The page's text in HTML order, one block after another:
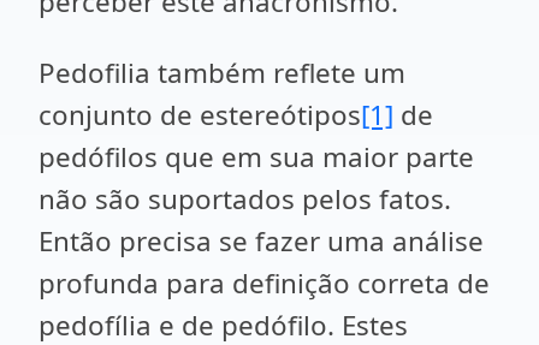
Pedofilia também reflete um
conjunto de estereótipos[1] de
pedófilos que em sua maior parte
não são suportados pelos fatos.
Então precisa se fazer uma análise
profunda para definição correta de
pedofília e de pedófilo. Estes